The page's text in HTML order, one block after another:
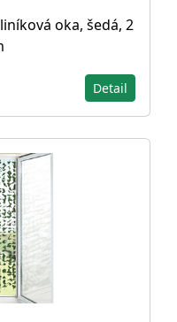
oka, šedá, 2
Detail